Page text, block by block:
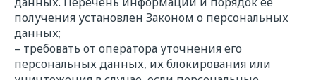
получения установлен Законом о персональных
данных;
– требовать от оператора уточнения его
персональных данных, их блокирования или